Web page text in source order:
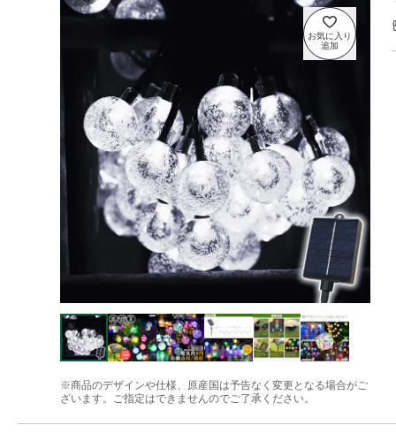
※商品のデザインや仕様、原産国は予告なく変更となる場合がご
ざいます。ご指定はできませんのでご了承ください。